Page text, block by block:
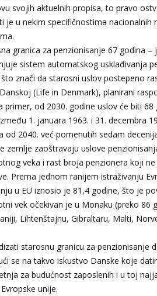
svojih aktuelnih propisa, to pravo
je u nekim specifičnostima nacionalnih
granica za penzionisanje 67 godina –
sistem automatskog usklađivanja
znači da starosni uslov postepeno
(Life in Denmark), planirani
primer, od 2030. godine uslov će biti
1. januara 1963. i 31. decembra
od 2040. već pomenutih sedam
zemlje zaoštravaju uslove
veka i rast broja penzionera koji
Prema jednom ranijem istraživanju
u EU iznosio je 81,4 godine, što je
vek očekivan je u Monaku (preko 86
Lihtenštajnu, Gibraltaru, Malti,
starosnu granicu za penzionisanje
se na takvo iskustvo Danske koje
za budućnost zaposlenih i u toj
unije.